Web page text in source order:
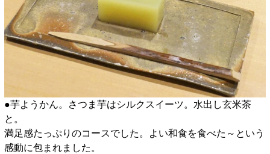
●芋ようかん。さつま芋はシルクスイーツ。水出し玄米茶
と。
満足感たっぷりのコースでした。よい和食を食べた～という
感動に包まれました。